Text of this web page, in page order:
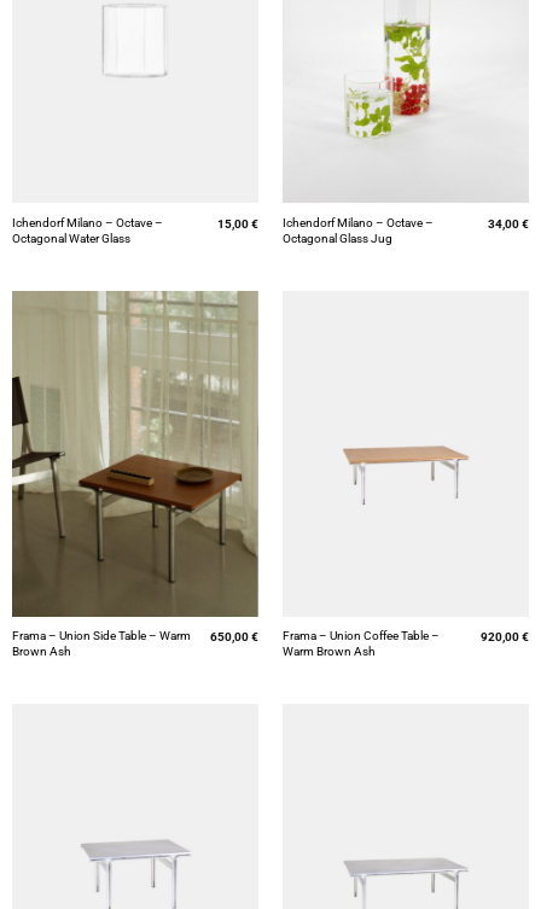
Ichendorf Milano – Octave –
Octagonal Water Glass
15,00€
Ichendorf Milano – Octave –
Octagonal Glass Jug
34,00€
Frama – Union Side Table – Warm
Brown Ash
650,00€
Frama – Union Coffee Table –
Warm Brown Ash
920,00€